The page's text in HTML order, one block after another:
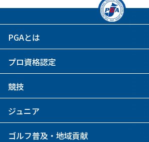
PGAとは
プロ資格認定
競技
ジュニア
ゴルフ普及・地域貢献